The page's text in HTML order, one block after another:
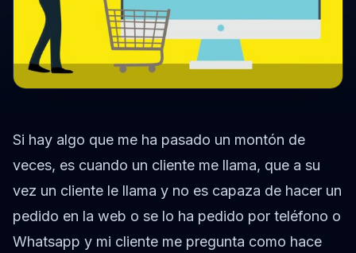
Si hay algo que me ha pasado un montón de
veces, es cuando un cliente me llama, que a su
vez un cliente le llama y no es capaza de hacer un
pedido en la web o se lo ha pedido por teléfono o
Whatsapp y mi cliente me pregunta como hace